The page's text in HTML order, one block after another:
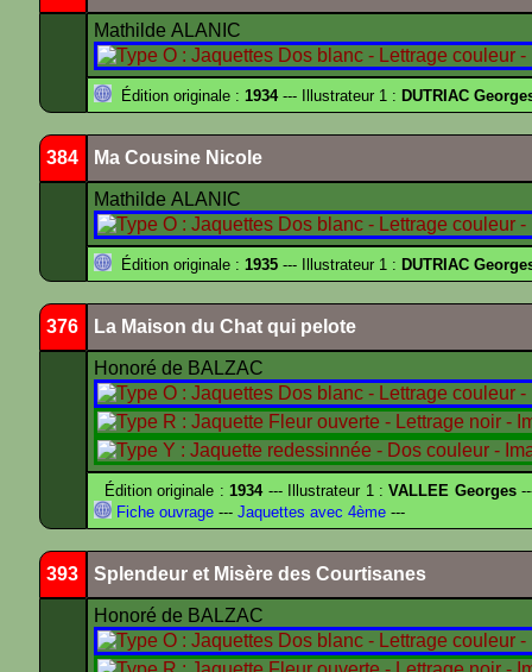
Mathilde ALANIC
Édition originale : 1934--- Illustrateur 1 : DUTRIAC
384 Ma Cousine Nicole
Mathilde ALANIC
Édition originale : 1935 --- Illustrateur 1 : DUTRIAC
376 La Maison du Chat qui pelote
Honoré de BALZAC
Édition originale :1934--- Illustrateur 1 :VALLEE Georges
Fiche ouvrage --- Jaquettes avec 4ème ---
393 Splendeur et Misère des Courtisanes
Honoré de BALZAC